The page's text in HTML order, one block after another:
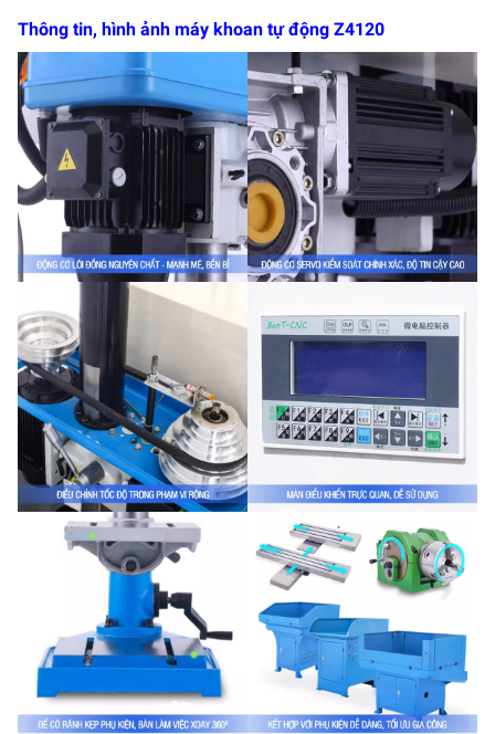
Thông tin, hình ảnh máy khoan tự động Z4120